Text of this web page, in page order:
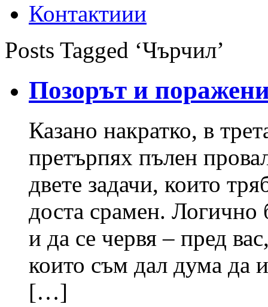
Контактиии
Posts Tagged ‘Чърчил’
Позорът и
Казано накратко, в
претърпях пълен
двете задачи, които
доста срамен. Логично
и да се червя – пред
които съм дал дума да
[…]